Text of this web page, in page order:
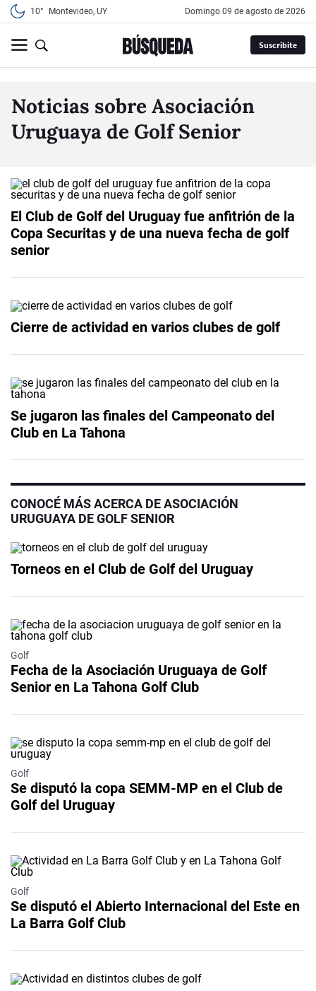
10° Montevideo, UY domingo 09 de agosto de 2026
Suscribite
Noticias sobre Asociación
Uruguaya de Golf Senior
El Club de Golf del Uruguay fue anfitrión de la
Copa Securitas y de una nueva fecha de golf
senior
Cierre de actividad en varios clubes de golf
Se jugaron las finales del Campeonato del
Club en La Tahona
CONOCÉ MÁS ACERCA DE ASOCIACIÓN
URUGUAYA DE GOLF SENIOR
Torneos en el Club de Golf del Uruguay
Golf
Fecha de la Asociación Uruguaya de Golf
Senior en La Tahona Golf Club
Golf
Se disputó la copa SEMM-MP en el Club de
Golf del Uruguay
Golf
Se disputó el Abierto Internacional del Este en
La Barra Golf Club